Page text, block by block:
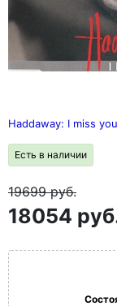
Haddaway: I miss
Есть в наличии
19699руб.
18054